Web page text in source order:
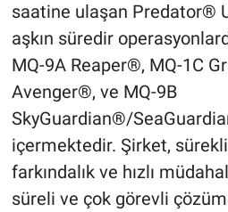
saatine ulaşan Predator®
aşkın süredir
MQ-9A Reaper®, MQ-1C
Avenger®, ve MQ-9B
SkyGuardian®/
içermektedir. Şirket,
farkındalık ve hızlı
süreli ve çok görevli